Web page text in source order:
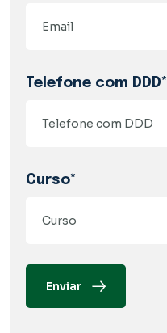
Telefone com DDD*
Curso*
Enviar